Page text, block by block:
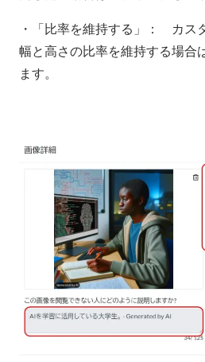
・「比率を維持する」： カス
幅と高さの比率を維持する場合
ます。